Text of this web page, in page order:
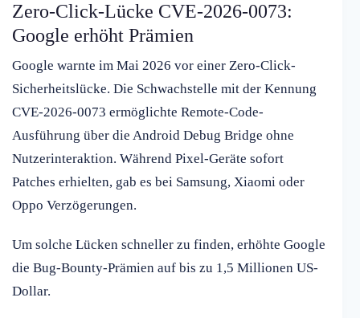
Zero-Click-Lücke CVE-2026-0073:
Google erhöht Prämien
Google warnte im Mai 2026 vor einer Zero-Click-
Sicherheitslücke. Die Schwachstelle mit der Kennung
CVE-2026-0073 ermöglichte Remote-Code-
Ausführung über die Android Debug Bridge ohne
Nutzerinteraktion. Während Pixel-Geräte sofort
Patches erhielten, gab es bei Samsung, Xiaomi oder
Oppo Verzögerungen.
Um solche Lücken schneller zu finden, erhöhte Google
die Bug-Bounty-Prämien auf bis zu 1,5 Millionen US-
Dollar.